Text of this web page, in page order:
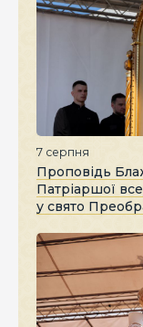
7 серпня
Проповідь
Патріаршої
у свято